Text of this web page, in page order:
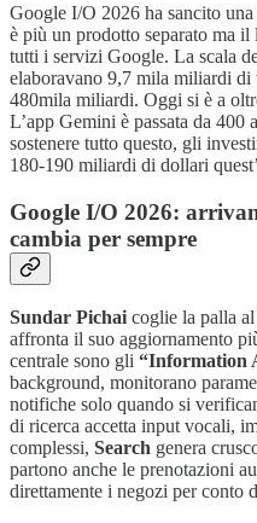
Google I/O 2026 ha sancito
è più un prodotto separato ma
tutti i servizi Google. La scala
elaboravano 9,7 mila miliardi di
480mila miliardi. Oggi si è a
L’app Gemini è passata da 400 a
sostenere tutto questo, gli
180-190 miliardi di dollari
Google I/O 2026:
cambia per sempre
Sundar Pichai coglie la palla
affronta il suo aggiornamento
centrale sono gli “Information
background, monitorano
notifiche solo quando si
di ricerca accetta input vocali,
complessi, Search genera
partono anche le prenotazioni
direttamente i negozi per conto